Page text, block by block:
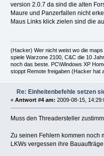
version 2.0.7 da sind die alten
Maure und Panzerfallen nicht
Maus Links klick zielen sind die
(Hacker) Wer nicht weist wo die
spiele Warzone 2100, C&C die 10
noch das beste. PC\Windows XP
stoppt Remote freigaben (Hacker hat
Re: Einheitenbefehle setzen
« Antwort #4 am: 2009-08-15,
Muss den Threadersteller
Zu seinen Fehlern kommen noch
LKWs vergessen ihre